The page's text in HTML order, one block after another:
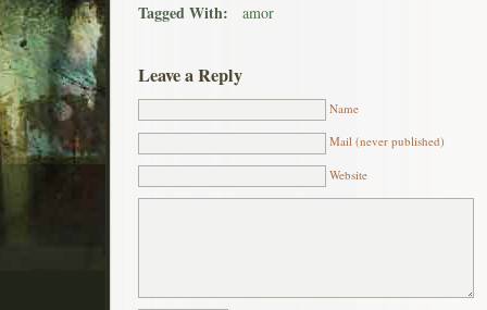
Tagged With: amor
Leave a Reply
Name
Mail (never published)
Website